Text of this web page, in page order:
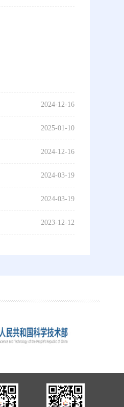
2024-12-16
2025-01-10
2024-12-16
2024-03-19
2024-03-19
2023-12-12